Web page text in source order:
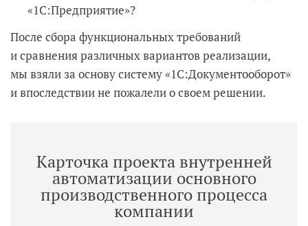
«1С:Предприятие»?
После сбора функциональных требований
и сравнения различных вариантов реализации,
мы взяли за основу систему «1С:Документооборот»
и впоследствии не пожалели о своем решении.
Карточка проекта внутренней
автоматизации основного
производственного процесса
компании